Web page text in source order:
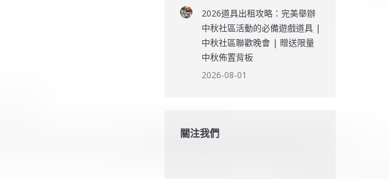
2026道具出租攻略：完美舉辦
中秋社區活動的必備遊戲道具 |
中秋社區聯歡晚會 | 贈送限量
中秋佈置背板
2026-08-01
關注我們